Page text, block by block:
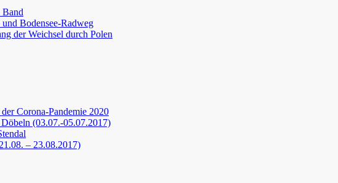
Band
Bodensee-Radweg
der Weichsel durch Polen
Corona-Pandemie 2020
(03.07.-05.07.2017)
– 23.08.2017)